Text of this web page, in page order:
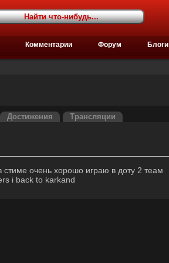
Комментарии Форум Блоги
Достижения Трансляции
стиме очень хорошо играю в доту 2 теам
i back to karkand